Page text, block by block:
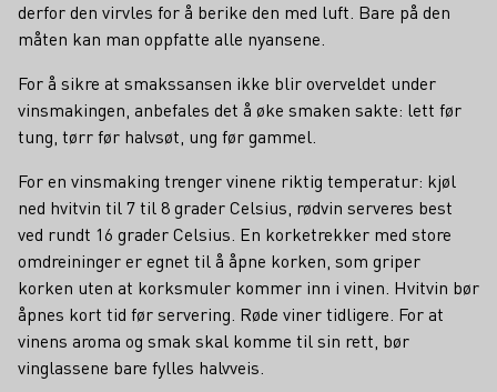
derfor den virvles for å berike den med luft. Bare på den
måten kan man oppfatte alle nyansene.
For å sikre at smakssansen ikke blir overveldet under
vinsmakingen, anbefales det å øke smaken sakte: lett før
tung, tørr før halvsøt, ung før gammel.
For en vinsmaking trenger vinene riktig temperatur: kjøl
ned hvitvin til 7 til 8 grader Celsius, rødvin serveres best
ved rundt 16 grader Celsius. En korketrekker med store
omdreininger er egnet til å åpne korken, som griper
korken uten at korksmuler kommer inn i vinen. Hvitvin bør
åpnes kort tid før servering. Røde viner tidligere. For at
vinens aroma og smak skal komme til sin rett, bør
vinglassene bare fylles halvveis.